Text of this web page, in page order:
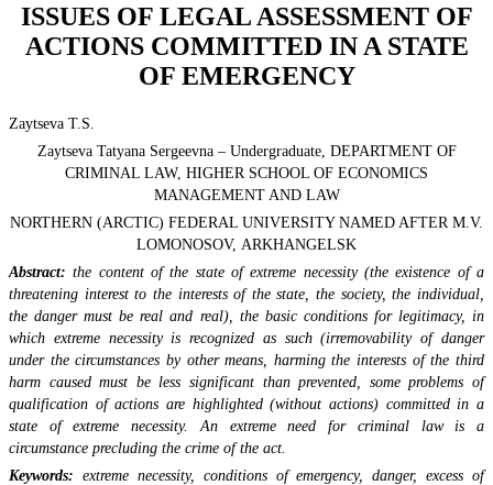
ISSUES OF LEGAL ASSESSMENT OF
ACTIONS COMMITTED IN A STATE
OF EMERGENCY
Zaytseva T.S.
Zaytseva Tatyana Sergeevna – Undergraduate, DEPARTMENT OF
CRIMINAL LAW, HIGHER SCHOOL OF ECONOMICS
MANAGEMENT AND LAW
NORTHERN (ARCTIC) FEDERAL UNIVERSITY NAMED AFTER M.V.
LOMONOSOV, ARKHANGELSK
Abstract:the content of the state of extreme necessity (the existence of a
threatening interest to the interests of the state, the society, the individual,
the danger must be real and real), the basic conditions for legitimacy, in
which extreme necessity is recognized as such (irremovability of danger
under the circumstances by other means, harming the interests of the third
harm caused must be less significant than prevented, some problems of
qualification of actions are highlighted (without actions) committed in a
state of extreme necessity. An extreme need for criminal law is a
circumstance precluding the crime of the act.
Keywords: extreme necessity, conditions of emergency, danger, excess of